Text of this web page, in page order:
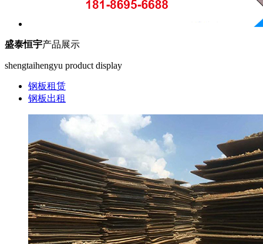
盛泰恒宇产品展示
shengtaihengyu product display
钢板租赁
钢板出租